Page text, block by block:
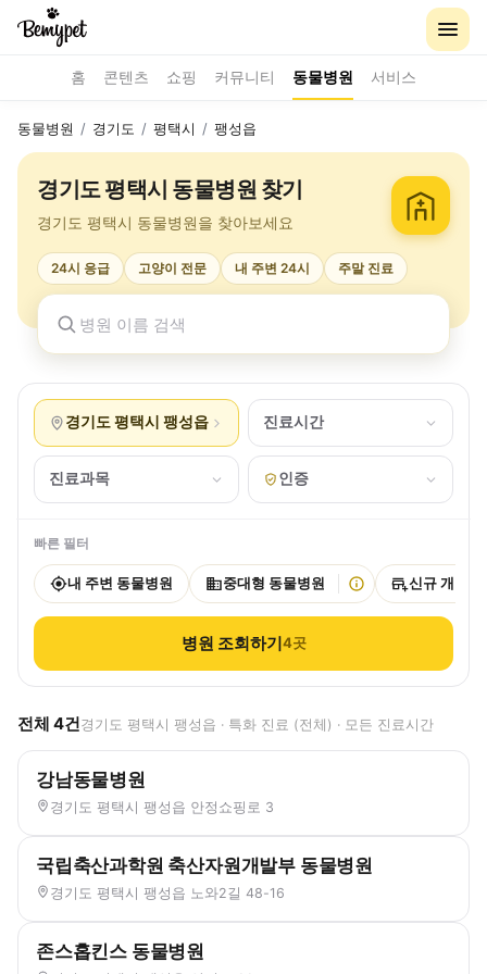
홈 콘텐츠 쇼핑 커뮤니티 동물병원 서비스
동물병원 / 경기도 / 평택시 / 팽성읍
경기도 평택시 동물병원 찾기
경기도 평택시 동물병원을 찾아보세요
24시 응급 고양이 전문 내 주변 24시 주말 진료
경기도 평택시 팽성읍 진료시간
진료과목 인증
빠른 필터
내 주변 동물병원 중대형 동물병원 신규 개원
병원 조회하기4곳
전체 4건경기도 평택시 팽성읍 · 특화 진료 (전체) · 모든 진료시간
강남동물병원
경기도 평택시 팽성읍 안정쇼핑로 3
국립축산과학원 축산자원개발부 동물병원
경기도 평택시 팽성읍 노와2길 48-16
존스홉킨스 동물병원